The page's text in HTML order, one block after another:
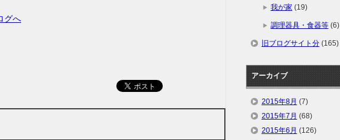
我が家 (19)
調理器具・食器等(6)
旧ブログサイト分(165)
アーカイブ
2015年8月 (7)
2015年7月 (68)
2015年6月 (126)